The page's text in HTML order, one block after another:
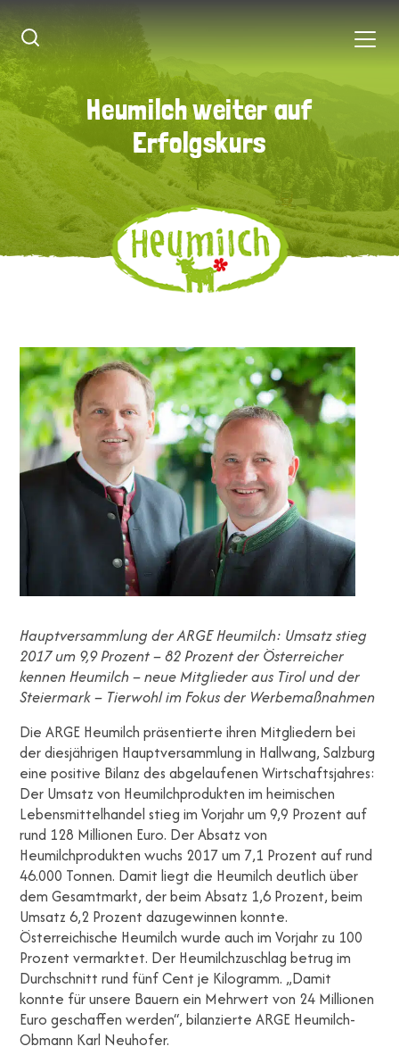
Heumilch weiter auf
Erfolgskurs
Heumilch weiter auf
Erfolgskurs
Hauptversammlung der ARGE Heumilch: Umsatz stieg
2017 um 9,9 Prozent – 82 Prozent der Österreicher
kennen Heumilch – neue Mitglieder aus Tirol und der
Steiermark – Tierwohl im Fokus der Werbemaßnahmen
Die ARGE Heumilch präsentierte ihren Mitgliedern bei
der diesjährigen Hauptversammlung in Hallwang, Salzburg
eine positive Bilanz des abgelaufenen Wirtschaftsjahres:
Der Umsatz von Heumilchprodukten im heimischen
Lebensmittelhandel stieg im Vorjahr um 9,9 Prozent auf
rund 128 Millionen Euro. Der Absatz von
Heumilchprodukten wuchs 2017 um 7,1 Prozent auf rund
46.000 Tonnen. Damit liegt die Heumilch deutlich über
dem Gesamtmarkt, der beim Absatz 1,6 Prozent, beim
Umsatz 6,2 Prozent dazugewinnen konnte.
Österreichische Heumilch wurde auch im Vorjahr zu 100
Prozent vermarktet. Der Heumilchzuschlag betrug im
Durchschnitt rund fünf Cent je Kilogramm. „Damit
konnte für unsere Bauern ein Mehrwert von 24 Millionen
Euro geschaffen werden“, bilanzierte ARGE Heumilch-
Obmann Karl Neuhofer.